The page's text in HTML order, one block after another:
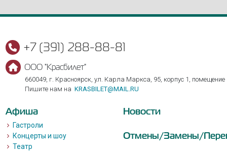
+7 (391) 288-88-81
ООО "Красбилет"
660049, г. Красноярск, ул. Карла Маркса, 95, корпус 1, помещение
Пишите нам на KRASBILET@MAIL.RU
Афиша
Гастроли
Концерты и шоу
Театр
Новости
Отмены/Замены/